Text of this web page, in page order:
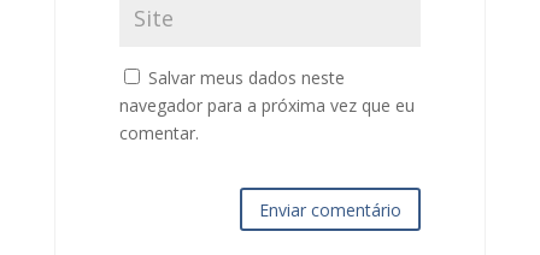
Salvar meus dados neste
navegador para a próxima vez que eu
comentar.
Enviar comentário